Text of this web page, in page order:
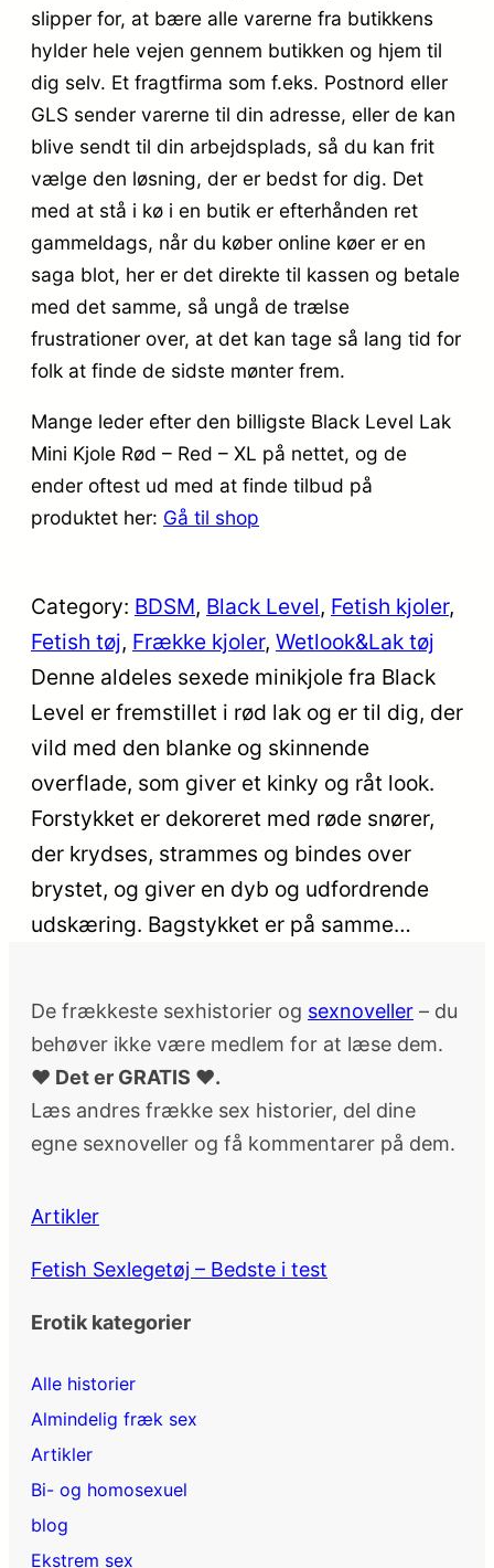
slipper for, at bære alle varerne fra butikkens
hylder hele vejen gennem butikken og hjem til
dig selv. Et fragtfirma som f.eks. Postnord eller
GLS sender varerne til din adresse, eller de kan
blive sendt til din arbejdsplads, så du kan frit
vælge den løsning, der er bedst for dig. Det
med at stå i kø i en butik er efterhånden ret
gammeldags, når du køber online køer er en
saga blot, her er det direkte til kassen og betale
med det samme, så ungå de trælse
frustrationer over, at det kan tage så lang tid for
folk at finde de sidste mønter frem.
Mange leder efter den billigste Black Level Lak
Mini Kjole Rød – Red – XL på nettet, og de
ender oftest ud med at finde tilbud på
produktet her: Gå til shop
Category: BDSM, Black Level, Fetish kjoler
Fetish tøj, Frække kjoler, Wetlook&Lak tøj
Denne aldeles sexede minikjole fra Black
Level er fremstillet i rød lak og er til dig, der
vild med den blanke og skinnende
overflade, som giver et kinky og råt look.
Forstykket er dekoreret med røde snører,
der krydses, strammes og bindes over
brystet, og giver en dyb og udfordrende
udskæring. Bagstykket er på samme…
De frækkeste sexhistorier og sexnoveller – du
behøver ikke være medlem for at læse dem.
♥ Det er GRATIS ♥.
Læs andres frække sex historier, del dine
egne sexnoveller og få kommentarer på dem.
Artikler
Fetish Sexlegetøj – Bedste i test
Erotik kategorier
Alle historier
Almindelig fræk sex
Artikler
Bi- og homosexuel
blog
Ekstrem sex